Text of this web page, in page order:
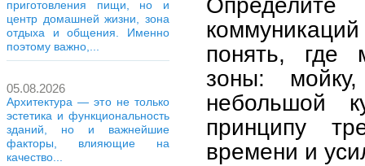
приготовления пищи, но и
центр домашней жизни, зона
отдыха и общения. Именно
поэтому важно,...
05.08.2026
Архитектура — это не только
эстетика и функциональность
зданий, но и важнейшие
факторы, влияющие на
качество...
понять, где
зоны:
небольшой
принципу
времени и